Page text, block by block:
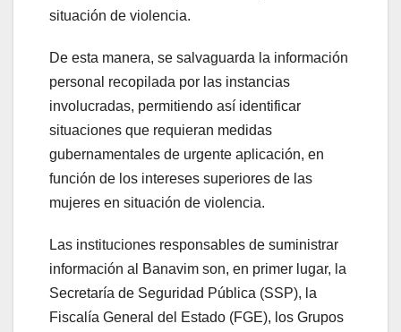
situación de violencia.
De esta manera, se salvaguarda la información
personal recopilada por las instancias
involucradas, permitiendo así identificar
situaciones que requieran medidas
gubernamentales de urgente aplicación, en
función de los intereses superiores de las
mujeres en situación de violencia.
Las instituciones responsables de suministrar
información al Banavim son, en primer lugar, la
Secretaría de Seguridad Pública (SSP), la
Fiscalía General del Estado (FGE), los Grupos